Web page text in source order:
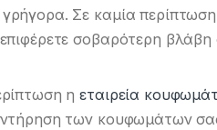
Σε καμία περίπτωση
σοβαρότερη
ηεταιρεία
των κουφωμάτων